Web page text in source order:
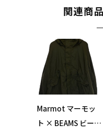
関連商
Marmot マーモッ
ト × BEAMS ビーム